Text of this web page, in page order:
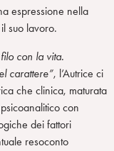
espressione nella
suo lavoro.
con la vita.
carattere”, l’Autrice ci
che clinica, maturata
con
dei fattori
resoconto